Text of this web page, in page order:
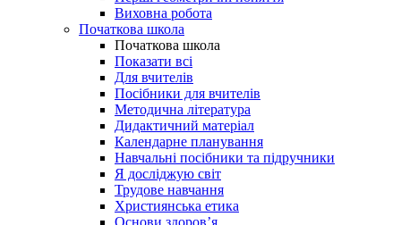
Виховна робота
Початкова школа
Початкова школа
Показати всі
Для вчителів
Посібники для вчителів
Методична література
Дидактичний матеріал
Календарне планування
Навчальні посібники та підручники
Я досліджую світ
Трудове навчання
Християнська етика
Основи здоров’я